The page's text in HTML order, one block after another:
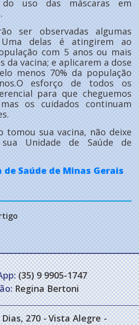
do uso das máscaras em
ser observadas algumas
Uma delas é atingirem ao
com 5 anos ou mais
da vacina; e aplicarem a dose
menos 70% da população
esforço de todos os
para que cheguemos
os cuidados continuam
tomou sua vacina, não deixe
Unidade de Saúde de
Saúde de Minas Gerais
(35) 9 9905-1747
Regina Bertoni
270- Vista Alegre-